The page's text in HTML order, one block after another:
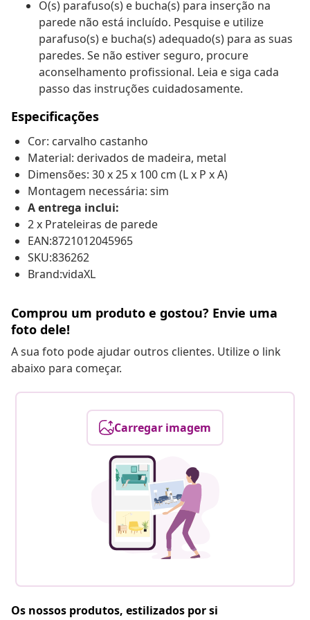
O(s) parafuso(s) e bucha(s) para inserção na
parede não está incluído. Pesquise e utilize
parafuso(s) e bucha(s) adequado(s) para as suas
paredes. Se não estiver seguro, procure
aconselhamento profissional. Leia e siga cada
passo das instruções cuidadosamente.
Especificações
Cor: carvalho castanho
Material: derivados de madeira, metal
Dimensões: 30 x 25 x 100 cm (L x P x A)
Montagem necessária: sim
A entrega inclui:
2 x Prateleiras de parede
EAN:8721012045965
SKU:836262
Brand:vidaXL
Comprou um produto e gostou? Envie uma
foto dele!
A sua foto pode ajudar outros clientes. Utilize o link
abaixo para começar.
Carregar imagem
Os nossos produtos, estilizados por si